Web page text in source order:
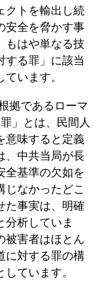
クトを輸出し続
安全を脅かす事
もはや単なる技
する罪」に該当
います。
拠であるローマ
」とは、民間人
意味すると定義
、中共当局が長
全基準の欠如を
じなかったどこ
た事実は、明確
分析していま
被害者はほとん
に対する罪の構
ています。